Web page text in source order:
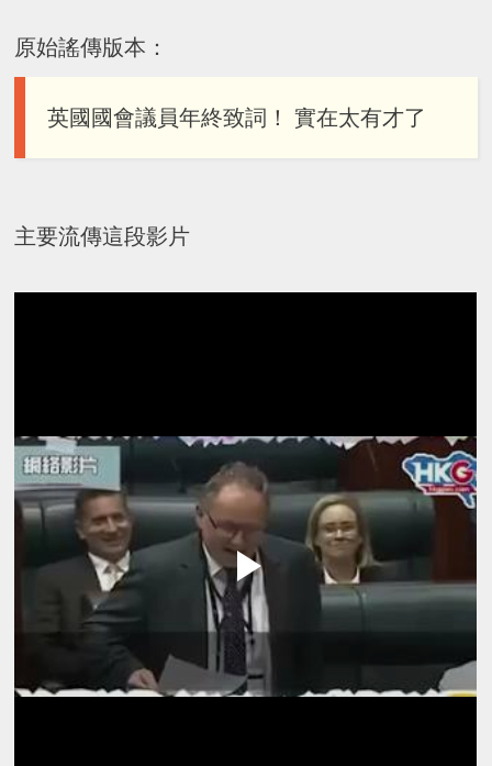
原始謠傳版本：
英國國會議員年終致詞！ 實在太有才了
主要流傳這段影片